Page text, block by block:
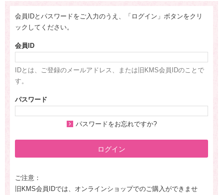
会員IDとパスワードをご入力のうえ、「ログイン」ボタンをクリ
ックしてください。
会員ID
IDとは、ご登録のメールアドレス、または旧KMS会員IDのことで
す。
パスワード
パスワードをお忘れですか?
ログイン
ご注意：
旧KMS会員IDでは、オンラインショップでのご購入ができませ